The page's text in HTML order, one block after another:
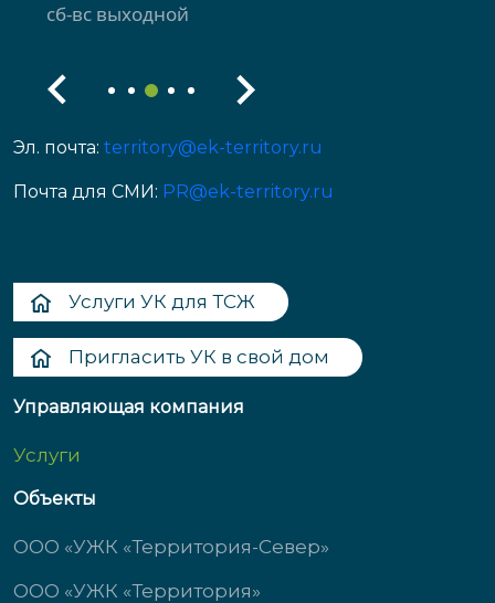
сб-вс выходной
Эл. почта: territory@ek-territory.ru
Почта для СМИ: PR@ek-territory.ru
Услуги УК для ТСЖ
Пригласить УК в свой дом
Управляющая компания
Услуги
Объекты
ООО «УЖК «Территория-Север»
ООО «УЖК «Территория»